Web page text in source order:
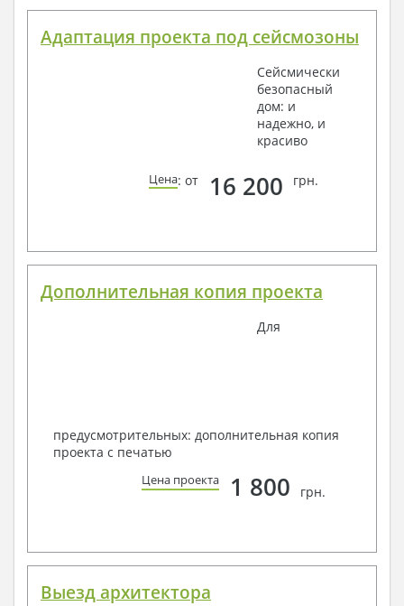
Адаптация проекта под сейсмозоны
Сейсмически
безопасный
дом: и
надежно, и
красиво
Цена: от 16 200 грн.
Дополнительная копия проекта
Для
предусмотрительных: дополнительная копия
проекта с печатью
Цена проекта 1 800 грн.
Выезд архитектора